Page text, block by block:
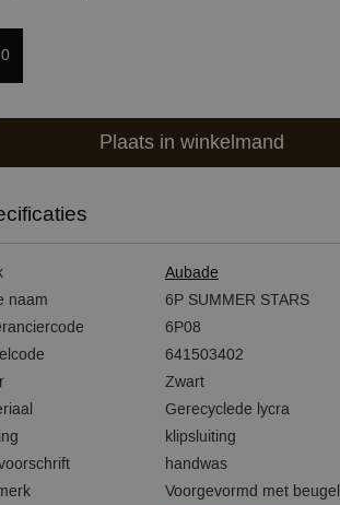
Plaats in winkelmand
Aubade
naam
6P SUMMER STARS
6P08
641503402
Zwart
Gerecyclede lycra
klipsluiting
handwas
Voorgevormd met beugel